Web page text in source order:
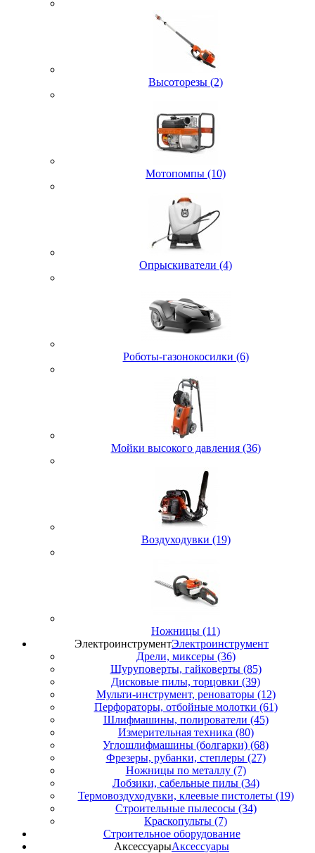
Высоторезы (2)
Мотопомпы (10)
Опрыскиватели (4)
Роботы-газонокосилки (6)
Мойки высокого давления (36)
Воздуходувки (19)
Ножницы (11)
ЭлектроинструментЭлектроинструмент
Дрели, миксеры (36)
Шуруповерты, гайковерты (85)
Дисковые пилы, торцовки (39)
Мульти-инструмент, реноваторы (12)
Перфораторы, отбойные молотки (61)
Шлифмашины, полирователи (45)
Измерительная техника (80)
Углошлифмашины (болгарки) (68)
Фрезеры, рубанки, степлеры (27)
Ножницы по металлу (7)
Лобзики, сабельные пилы (34)
Термовоздуходувки, клеевые пистолеты (19)
Строительные пылесосы (34)
Краскопульты (7)
Строительное оборудование
АксессуарыАксессуары